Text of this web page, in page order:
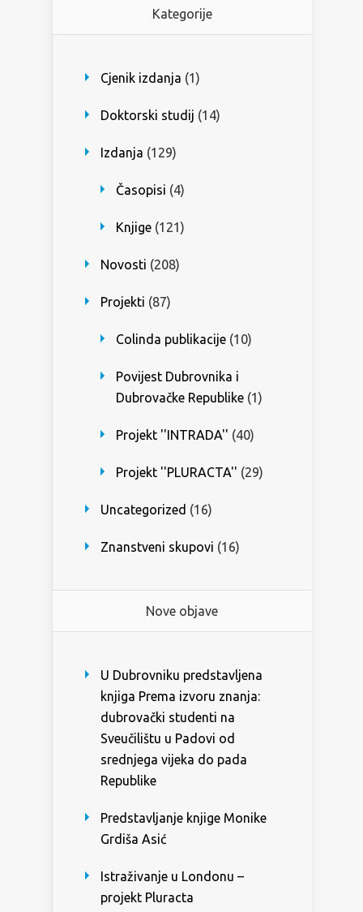
Kategorije
Cjenik izdanja (1)
Doktorski studij (14)
Izdanja (129)
Časopisi (4)
Knjige (121)
Novosti (208)
Projekti (87)
Colinda publikacije (10)
Povijest Dubrovnika i
Dubrovačke Republike (1)
Projekt ''INTRADA'' (40)
Projekt ''PLURACTA'' (29)
Uncategorized (16)
Znanstveni skupovi (16)
Nove objave
U Dubrovniku predstavljena
knjiga Prema izvoru znanja:
dubrovački studenti na
Sveučilištu u Padovi od
srednjega vijeka do pada
Republike
Predstavljanje knjige Monike
Grdiša Asić
Istraživanje u Londonu –
projekt Pluracta